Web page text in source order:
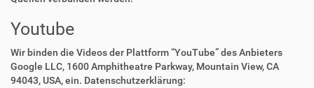
Youtube
Wir binden die Videos der Plattform “YouTube” des Anbieters
Google LLC, 1600 Amphitheatre Parkway, Mountain View, CA
94043, USA, ein. Datenschutzerklärung: